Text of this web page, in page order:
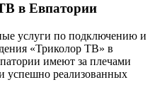
в Евпатории
услуги по подключению и
«Триколор ТВ» в
имеют за плечами
успешно реализованных